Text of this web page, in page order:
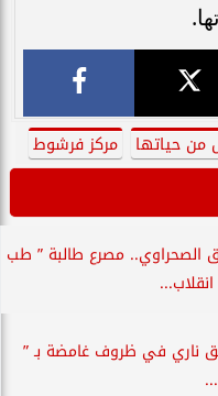
من حياتها مركز فرشوط
الصحراوي.. مصرع طالبة ” طب
ناري في ظروف غامضة بـ ”